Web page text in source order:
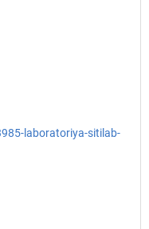
laboratoriya-sitilab-